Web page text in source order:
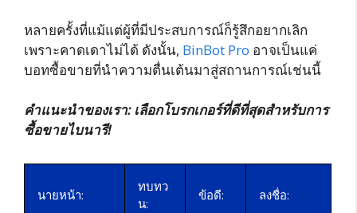
หลายครั้งที่แม้แต่ผู้ที่มีประสบการณ์ก็รู้สึกอยากเลิก
เพราะคาดเดาไม่ได้ ดังนั้น, BinBot Pro อาจเป็นแค่
บอทซื้อขายที่นำความตื่นเต้นมาสู่สถานการณ์เช่นนี้
คำแนะนำของเรา: เลือกโบรกเกอร์ที่ดีที่สุดสำหรับการ
ซื้อขายไบนารี!
นายหน้า:
ทบทว
น:
ข้อดี: ลงชื่อ: